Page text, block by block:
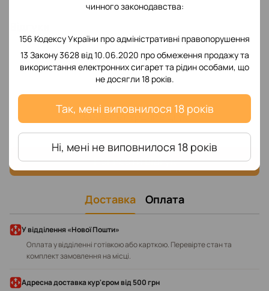
чинного законодавства:
156 Кодексу України про адміністративні правопорушення
13 Закону 3628 від 10.06.2020 про обмеження продажу та
використання електронних сигарет та рідин особами, що
не досягли 18 років.
Так, мені виповнилося 18 років
Ні, мені не виповнилося 18 років
Додайте перший відгук
Написати відгук
Доставка Оплата
У відділення «Нової Пошти»
Оплата у відділенні готівкою або карткою. Перевірте стан та
комплект замовлення на місці.
Адресна доставка кур'єром від 500 грн